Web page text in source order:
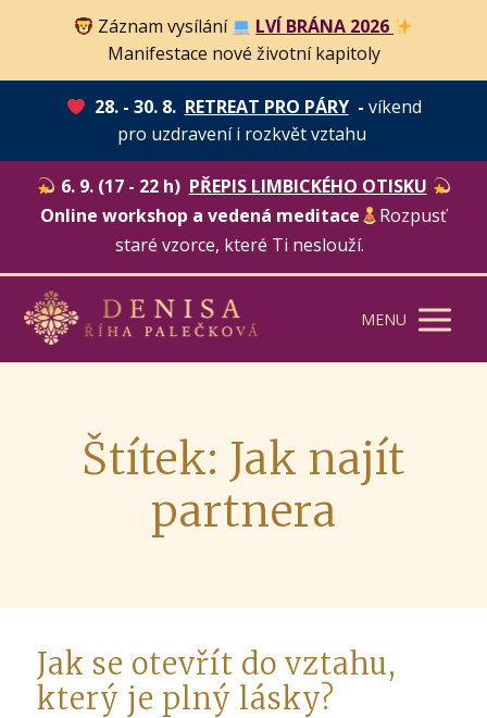
Záznam vysílání
LVÍ BRÁNA 2026
Manifestace nové životní kapitoly
28. - 30. 8. RETREAT PRO PÁRY- víkend
pro uzdravení i rozkvět vztahu
6. 9. (17 - 22 h) PŘEPIS LIMBICKÉHO OTISKU
Online workshop a vedená meditace
Rozpusť
staré vzorce, které Ti neslouží.
MENU
Štítek: Jak najít
partnera
Jak se otevřít do vztahu,
který je plný lásky?